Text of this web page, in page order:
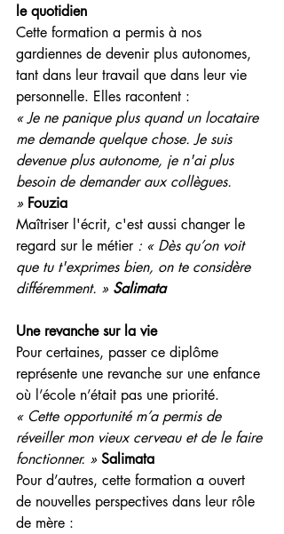
le quotidien
Cette formation a permis à nos
gardiennes de devenir plus autonomes,
tant dans leur travail que dans leur vie
personnelle. Elles racontent :
« Je ne panique plus quand un locataire
me demande quelque chose. Je suis
devenue plus autonome, je n'ai plus
besoin de demander aux collègues.
» Fouzia
Maîtriser l'écrit, c'est aussi changer le
regard sur le métier : « Dès qu’on voit
que tu t'exprimes bien, on te considère
différemment. » Salimata
Une revanche sur la vie
Pour certaines, passer ce diplôme
représente une revanche sur une enfance
où l’école n’était pas une priorité.
« Cette opportunité m’a permis de
réveiller mon vieux cerveau et de le faire
fonctionner. » Salimata
Pour d’autres, cette formation a ouvert
de nouvelles perspectives dans leur rôle
de mère :